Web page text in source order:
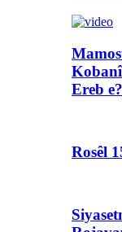
Ereb e?
Rosêl